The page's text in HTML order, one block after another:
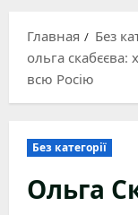
Главная
Без
ольга скабєєва:
всю Росію
Без категорії
Ольга